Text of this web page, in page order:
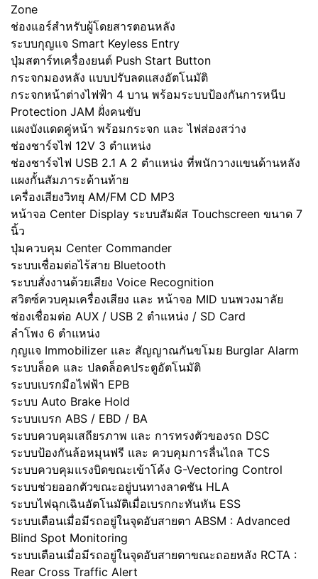
Zone
ช่องแอร์สำหรับผู้โดยสารตอนหลัง
ระบบกุญแจ Smart Keyless Entry
ปุ่มสตาร์ทเครื่องยนต์ Push Start Button
กระจกมองหลัง แบบปรับลดแสงอัตโนมัติ
กระจกหน้าต่างไฟฟ้า 4 บาน พร้อมระบบป้องกันการหนีบ
Protection JAM ฝั่งคนขับ
แผงบังแดดคู่หน้า พร้อมกระจก และ ไฟส่องสว่าง
ช่องชาร์จไฟ 12V 3 ตำแหน่ง
ช่องชาร์จไฟ USB 2.1 A 2 ตำแหน่ง ที่พนักวางแขนด้านหลัง
แผงกั้นสัมภาระด้านท้าย
เครื่องเสียงวิทยุ AM/FM CD MP3
หน้าจอ Center Display ระบบสัมผัส Touchscreen ขนาด 7
นิ้ว
ปุ่มควบคุม Center Commander
ระบบเชื่อมต่อไร้สาย Bluetooth
ระบบสั่งงานด้วยเสียง Voice Recognition
สวิตซ์ควบคุมเครื่องเสียง และ หน้าจอ MID บนพวงมาลัย
ช่องเชื่อมต่อ AUX / USB 2 ตำแหน่ง / SD Card
ลำโพง 6 ตำแหน่ง
กุญแจ Immobilizer และ สัญญาณกันขโมย Burglar Alarm
ระบบล็อค และ ปลดล็อคประตูอัตโนมัติ
ระบบเบรกมือไฟฟ้า EPB
ระบบ Auto Brake Hold
ระบบเบรก ABS / EBD / BA
ระบบควบคุมเสถียรภาพ และ การทรงตัวของรถ DSC
ระบบป้องกันล้อหมุนฟรี และ ควบคุมการลื่นไถล TCS
ระบบควบคุมแรงบิดขณะเข้าโค้ง G-Vectoring Control
ระบบช่วยออกตัวขณะอยู่บนทางลาดชัน HLA
ระบบไฟฉุกเฉินอัตโนมัติเมื่อเบรกกะทันหัน ESS
ระบบเตือนเมื่อมีรถอยู่ในจุดอับสายตา ABSM : Advanced
Blind Spot Monitoring
ระบบเตือนเมื่อมีรถอยู่ในจุดอับสายตาขณะถอยหลัง RCTA :
Rear Cross Traffic Alert